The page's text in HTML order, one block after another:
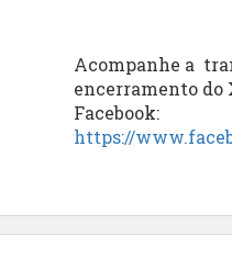
Acompanhe a
encerramento do
Facebook:
https://